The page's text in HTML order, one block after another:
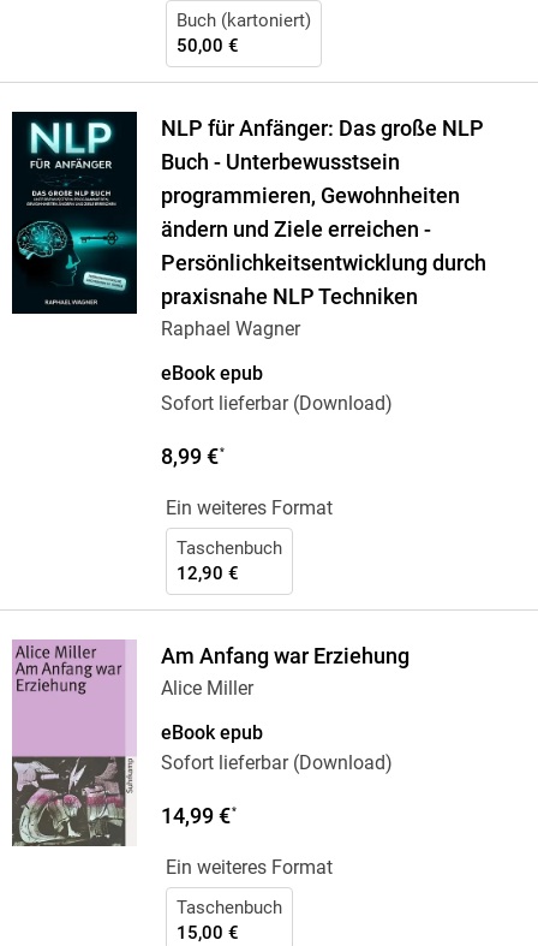
Buch (kartoniert)
50,00 €
NLP für Anfänger: Das große NLP
Buch - Unterbewusstsein
programmieren, Gewohnheiten
ändern und Ziele erreichen -
Persönlichkeitsentwicklung durch
praxisnahe NLP Techniken
Raphael Wagner
eBook epub
Sofort lieferbar (Download)
8,99 €*
Ein weiteres Format
Taschenbuch
12,90 €
Am Anfang war Erziehung
Alice Miller
eBook epub
Sofort lieferbar (Download)
14,99 €*
Ein weiteres Format
Taschenbuch
15,00 €